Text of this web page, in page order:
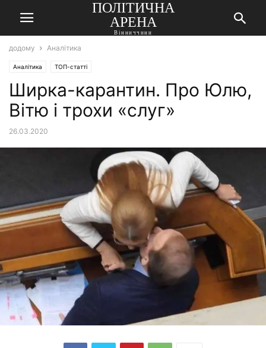
ПОЛІТИЧНА
АРЕНА
Вінниччини
додому Аналітика
Аналітика ТОП-статті
Ширка-карантин. Про Юлю,
Вітю і трохи «слуг»
26.03.2020